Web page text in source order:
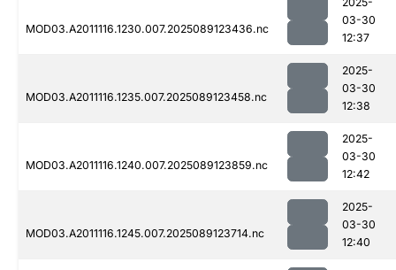
MOD03.A2011116.1230.007.2025089123436.nc
03-30
12:37
MOD03.A2011116.1235.007.2025089123458.nc
2025-
03-30
12:38
MOD03.A2011116.1240.007.2025089123859.nc
2025-
03-30
12:42
MOD03.A2011116.1245.007.2025089123714.nc
2025-
03-30
12:40